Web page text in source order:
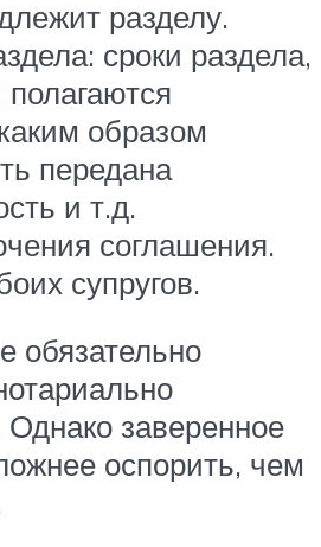
разделу.
сроки раздела,
образом
передана
и т.д.
соглашения.
супругов.
обязательно
Однако заверенное
оспорить, чем